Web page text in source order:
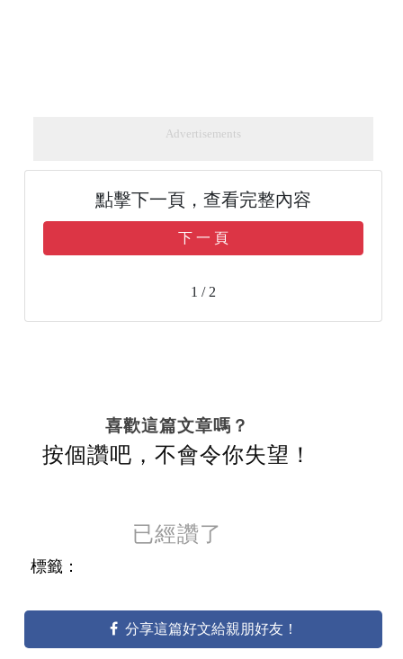
Advertisements
點擊下一頁，查看完整內容
下 一 頁
1 / 2
喜歡這篇文章嗎？
按個讚吧，不會令你失望！
已經讚了
標籤：
分享這篇好文給親朋好友！